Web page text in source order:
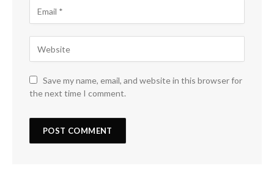
Save my name, email, and website in this browser for
the next time I comment.